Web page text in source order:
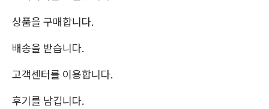
상품을 구매합니다.
배송을 받습니다.
고객센터를 이용합니다.
후기를 남깁니다.